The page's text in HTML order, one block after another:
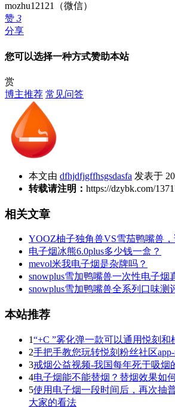
mozhu12121（微信）
赞 3
分享
您可以选择一种方式赞助本站
赏
博主推荐 常见问答
本文由 dfhjdfjgffhsgsdasfa 发表于
转载请注明： https://dzybk.com/
相关文章
YOOZ柚子独角兽VS雪茄鸭嘴兽，
电子烟冰熊6.0plus多少钱一盒？
mevol米我电子烟是杂牌吗？
snowplus雪加鸭嘴兽一次性电子烟
snowplus雪加鸭嘴兽全系列口味测
本站推荐
1“+C ”雾化弹一款可以通用悦刻和
2手把手教您玩转悦刻粉丝社区app-
3戒烟公益视频-我国每年死于吸烟
4电子烟能不能替烟？替烟效果如
5使用电子烟一段时间后，再次抽
大家的看法